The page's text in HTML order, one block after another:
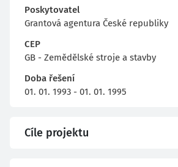
Poskytovatel
Grantová agentura České republiky
CEP
GB - Zemědělské stroje a stavby
Doba řešení
01. 01. 1993 - 01. 01. 1995
Cíle projektu